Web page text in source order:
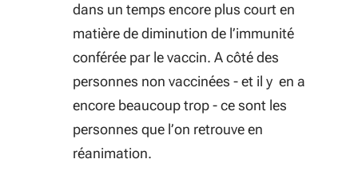
dans un temps encore plus court en
matière de diminution de l’immunité
conférée par le vaccin. A côté des
personnes non vaccinées - et il y en a
encore beaucoup trop - ce sont les
personnes que l’on retrouve en
réanimation.